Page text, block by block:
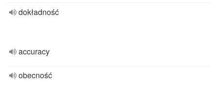
dokładność
accuracy
obecność